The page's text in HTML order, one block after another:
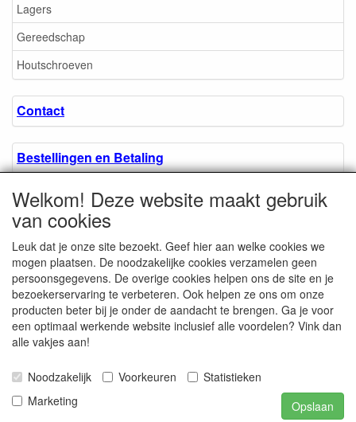
Lagers
Gereedschap
Houtschroeven
Contact
Bestellingen en Betaling
Algemene voorwaarden
Over ons.
Privacyverklaring
Microschroeven.nl
Chamber of Commerce
/ Kvk nr. 08205825
NL001662495B62
Welkom! Deze website maakt gebruik
van cookies
Leuk dat je onze site bezoekt. Geef hier aan welke cookies we
mogen plaatsen. De noodzakelijke cookies verzamelen geen
persoonsgegevens. De overige cookies helpen ons de site en je
bezoekerservaring te verbeteren. Ook helpen ze ons om onze
producten beter bij je onder de aandacht te brengen. Ga je voor
een optimaal werkende website inclusief alle voordelen? Vink dan
alle vakjes aan!
Noodzakelijk Voorkeuren
Statistieken
Marketing
Opslaan